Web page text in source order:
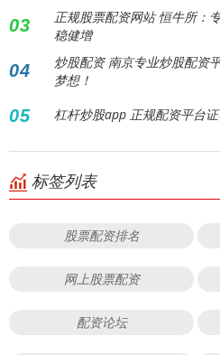
03
正规股票配资网站 恒牛所：
稳健增
04
炒股配资 南京专业炒股配资
梦想！
05 杠杆炒股app 正规配资平台
标签列表
股票配资排名
网上股票配资
配资论坛